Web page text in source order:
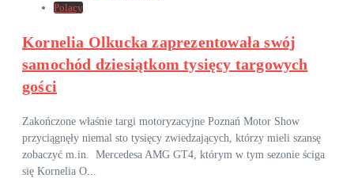
Polacy
Kornelia Olkucka zaprezentowała swój
samochód dziesiątkom tysięcy targowych
gości
Zakończone właśnie targi motoryzacyjne Poznań Motor Show
przyciągnęły niemal sto tysięcy zwiedzających, którzy mieli szansę
zobaczyć m.in. Mercedesa AMG GT4, którym w tym sezonie ściga
się Kornelia O...